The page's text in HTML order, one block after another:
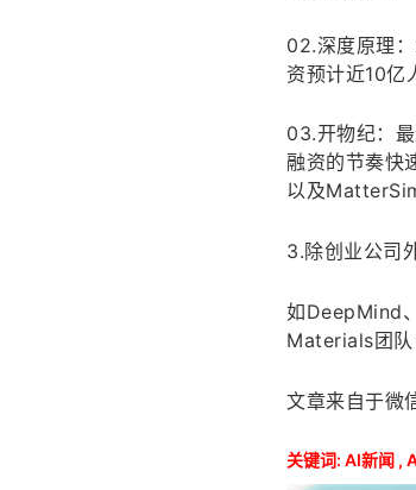
02.深度原理
资预计近10亿
03.开物纪：
融资的节奏快
以及
3.除创业公司
如DeepMind
Materials团
文章来自于微
关键词: AI新闻 ,